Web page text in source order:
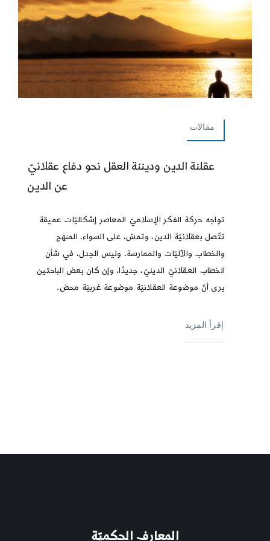
مقالات
عقلنة الدين وديننة العقل نحو دفاع عقلانيّ
عن الدين
تواجه حركة الفكر الإسلاميّ المعاصر إشكاليّات عميقة
تتّصل بعقلانيّة الدين، وتمسّ، على السواء، المنهج
والخطاب والآليّات والممارسة. وليس الجدل، في شأن
الخطاب العقلانيّ الدينيّ، جديدًا، وإن كان بعض الباحثين
يرى أنّ موضوعة العقلانيّة موضوعة غربيّة محض.
إقرأ المزيد
المعارف الحكميّة